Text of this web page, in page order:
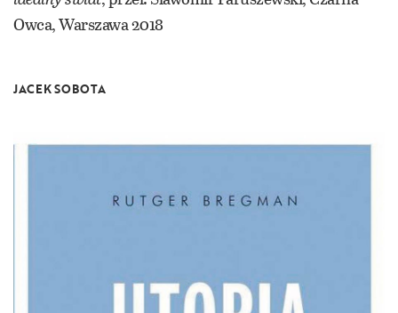
Owca, Warszawa 2018
JACEK SOBOTA